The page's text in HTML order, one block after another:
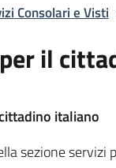
Consolari e Visti
il
italiano
sezione servizi